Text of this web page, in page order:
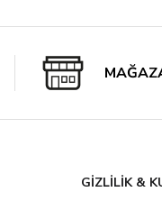
GİZLİLİK &